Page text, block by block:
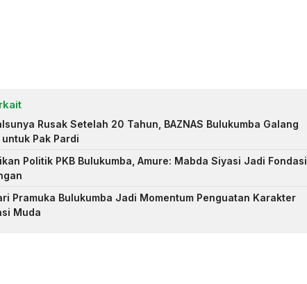
Rusak Setelah 20 Tahun, BAZNAS Bulukumba Galang
Pak Pardi
Politik PKB Bulukumba, Amure: Mabda Siyasi Jadi Fondasi
Pramuka Bulukumba Jadi Momentum Penguatan Karakter
Muda